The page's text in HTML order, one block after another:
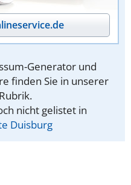
Generator und
finden Sie in unserer
Rubrik.
nicht gelistet in
Duisburg